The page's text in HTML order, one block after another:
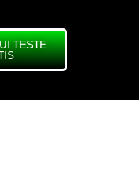
TESTE